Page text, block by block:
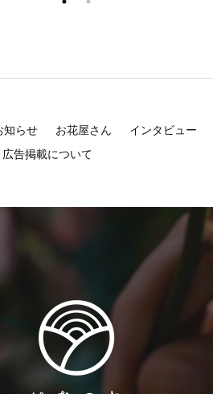
知らせ お花屋さん インタビュー
広告掲載について